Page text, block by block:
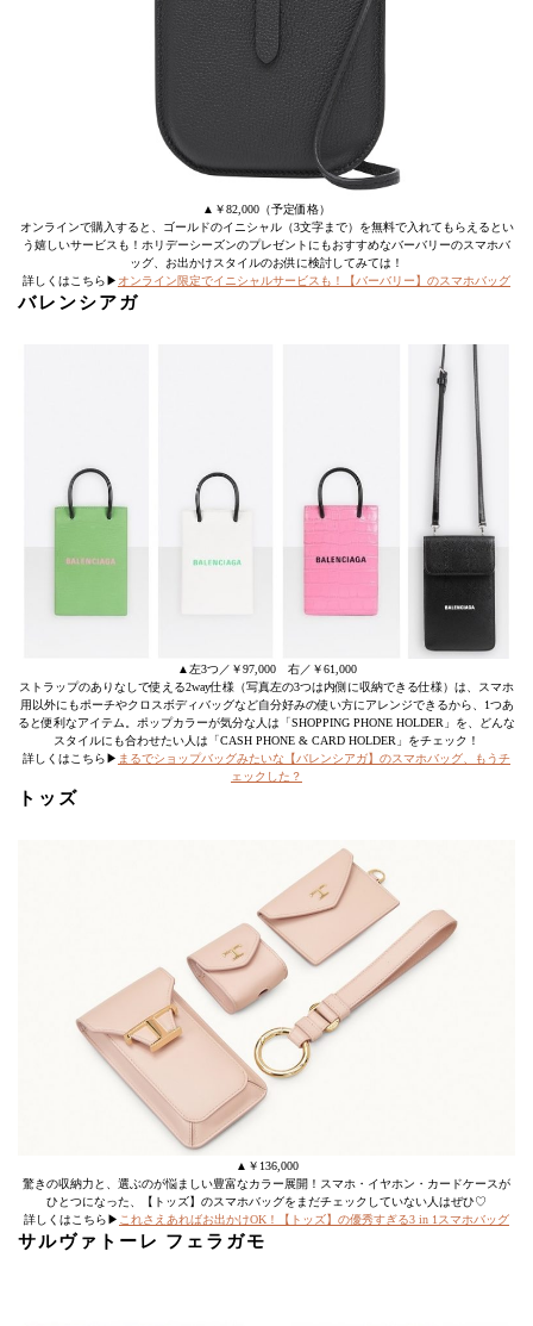
▲￥82,000（予定価格）
オンラインで購入すると、ゴールドのイニシャル（3文字まで）を無料で入れてもらえるとい
う嬉しいサービスも！ホリデーシーズンのプレゼントにもおすすめなバーバリーのスマホバ
ッグ、お出かけスタイルのお供に検討してみては！
詳しくはこちら▶ オンライン限定でイニシャルサービスも！【バーバリー】のスマホバッグ
バレンシアガ
▲左3つ／￥97,000 右／￥61,000
ストラップのありなしで使える2way仕様（写真左の3つは内側に収納できる仕様）は、スマホ
用以外にもポーチやクロスボディバッグなど自分好みの使い方にアレンジできるから、1つあ
ると便利なアイテム。ポップカラーが気分な人は「SHOPPING PHONE HOLDER」を、どんな
スタイルにも合わせたい人は「CASH PHONE & CARD HOLDER」をチェック！
詳しくはこちら▶ まるでショップバッグみたいな【バレンシアガ】のスマホバッグ、もうチ
ェックした？
トッズ
▲￥136,000
驚きの収納力と、選ぶのが悩ましい豊富なカラー展開！スマホ・イヤホン・カードケースが
ひとつになった、【トッズ】のスマホバッグをまだチェックしていない人はぜひ♡
詳しくはこちら▶ これさえあればお出かけOK！【トッズ】の優秀すぎる3 in 1スマホバッグ
サルヴァトーレ フェラガモ